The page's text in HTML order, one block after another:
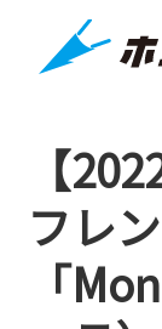
【
フレ
「